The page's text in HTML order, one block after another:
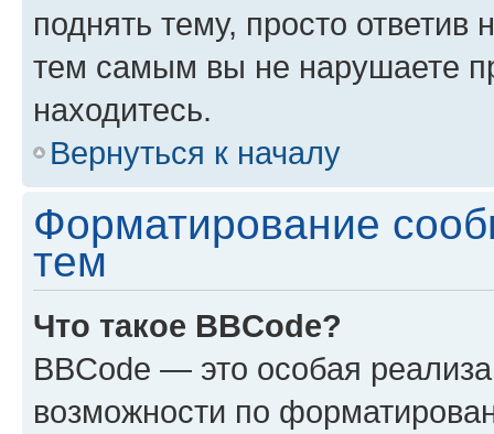
поднять тему, просто ответив
тем самым вы не нарушаете
находитесь.
Вернуться к началу
Форматирование
тем
Что такое BBCode?
BBCode — это особая
возможности по